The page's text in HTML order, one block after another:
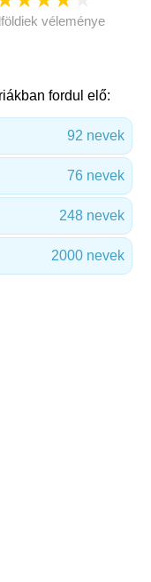
véleménye
fordul elő:
92 nevek
76 nevek
248 nevek
2000 nevek